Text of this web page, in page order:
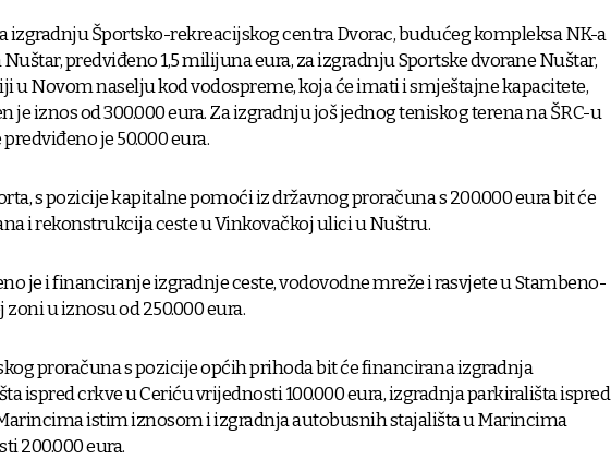
izgradnju Športsko-rekreacijskog centra Dvorac, budućeg kompleksa NK-a
predviđeno 1,5 milijuna eura, za izgradnju Sportske dvorane Nuštar,
u Novom naselju kod vodospreme, koja će imati i smještajne kapacitete,
je iznos od 300.000 eura. Za izgradnju još jednog teniskog terena na ŠRC-u
je 50.000 eura.
s pozicije kapitalne pomoći iz državnog proračuna s 200.000 eura bit će
i rekonstrukcija ceste u Vinkovačkoj ulici u Nuštru.
je i financiranje izgradnje ceste, vodovodne mreže i rasvjete u Stambeno-
zoni u iznosu od 250.000 eura.
proračuna s pozicije općih prihoda bit će financirana izgradnja
ispred crkve u Ceriću vrijednosti 100.000 eura, izgradnja parkirališta ispred
istim iznosom i izgradnja autobusnih stajališta u Marincima
200.000 eura.